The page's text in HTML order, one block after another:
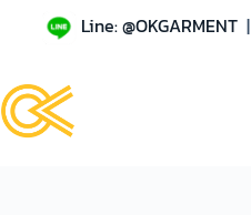
Line: @OKGARMENT|